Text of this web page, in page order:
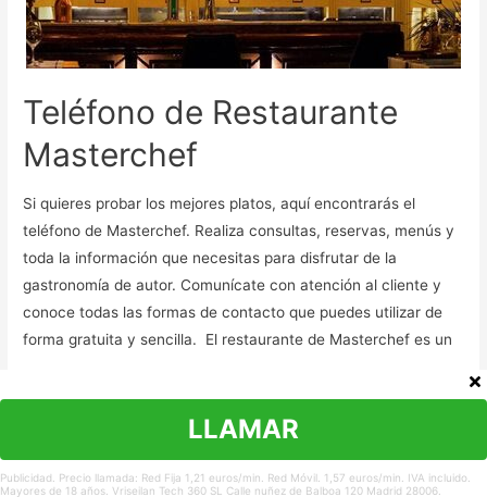
Teléfono de Restaurante
Masterchef
Si quieres probar los mejores platos, aquí encontrarás el
teléfono de Masterchef. Realiza consultas, reservas, menús y
toda la información que necesitas para disfrutar de la
gastronomía de autor. Comunícate con atención al cliente y
conoce todas las formas de contacto que puedes utilizar de
forma gratuita y sencilla. El restaurante de Masterchef es un
Ver teléfonos de Restaurante Masterchef
LLAMAR
Publicidad. Precio llamada: Red Fija 1,21 euros/min. Red Móvil. 1,57 euros/min. IVA incluido.
Mayores de 18 años. Vriseilan Tech 360 SL Calle nuñez de Balboa 120 Madrid 28006.